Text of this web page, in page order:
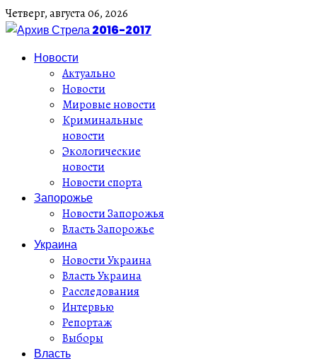
Четверг,августа06, 2026
Новости
Актуально
Новости
Мировые новости
Криминальные
новости
Экологические
новости
Новости спорта
Запорожье
Новости Запорожья
Власть Запорожье
Украина
Новости Украина
Власть Украина
Расследования
Интервью
Репортаж
Выборы
Власть